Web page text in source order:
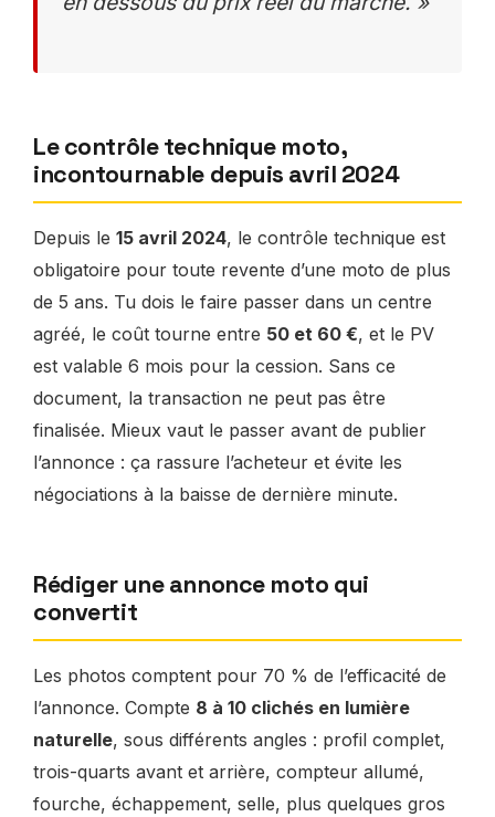
Le contrôle technique moto,
incontournable depuis avril 2024
Depuis le 15 avril 2024, le contrôle technique est
obligatoire pour toute revente d’une moto de plus
de 5 ans. Tu dois le faire passer dans un centre
agréé, le coût tourne entre 50 et 60 €, et le PV
est valable 6 mois pour la cession. Sans ce
document, la transaction ne peut pas être
finalisée. Mieux vaut le passer avant de publier
l’annonce : ça rassure l’acheteur et évite les
négociations à la baisse de dernière minute.
Rédiger une annonce moto qui
convertit
Les photos comptent pour 70 % de l’efficacité de
l’annonce. Compte 8 à 10 clichés en lumière
naturelle, sous différents angles : profil complet,
trois-quarts avant et arrière, compteur allumé,
fourche, échappement, selle, plus quelques gros